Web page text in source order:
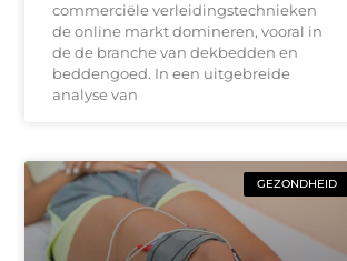
commerciële verleidingstechnieken
de online markt domineren, vooral in
de de branche van dekbedden en
beddengoed. In een uitgebreide
analyse van
GEZONDHEID